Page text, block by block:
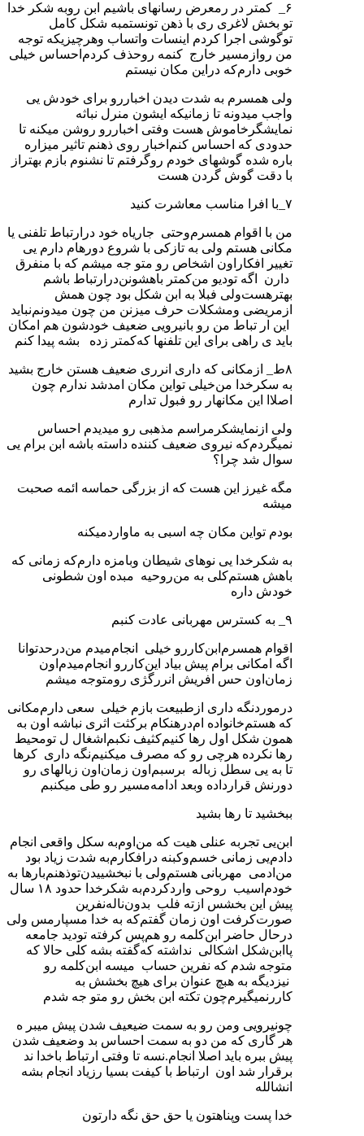
۶_ کمتر در رمعرض رسانهای باشیم ابن روبه شکر خدا
تو بخش لاغری ری با ذهن تونستمبه شکل کامل
توگوشی اجرا کردم اینسات واتساب وهرچیزیکه توجه
من روازمسیر خارج کنمه روحذف کردم‌احساس خیلی
خوبی دارم‌که دراین مکان نیستم
ولی همسرم به شدت دیدن اخباررو برای خودش یی
واجب میدونه تا زمانیکه ایشون منرل نباثه
نمایشگرخاموش هست وفتی اخباررو روشن میکنه تا
حدودی که احساس کنم‌اخبار روی ذهنم تاثیر میزاره
باره شده گوشهای خودم روگرفتم تا نشنوم بازم بهتراز
با دقت گوش گردن هست
۷_با افرا مناسب معاشرت کنید
من با اقوام همسرم‌وحتی جاریاه خود درارتباط تلفنی یا
مکانی هستم ولی به تازکی با شروع دورهام دارم یی
تغییر افکاراون اشخاص رو متو جه میشم که با منفرق
دارن اگه تودیو من‌کمتر باهشونن‌درارتباط باشم
بهترهست‌ولی فبلا به ابن شکل بود چون همش
ازمریضی ومشکلات حرف میزنن من چون میدونم‌نباید
این ار تباط من رو بانیرویی ضعیف خودشون هم امکان
باید ی راهی برای این تلفنها که‌کمتر زده بشه پیدا کنم
۸ط_ ازمکانی که داری انرری ضعیف هستن خارج بشید
به سکرخدا من‌خیلی تواین مکان امدشد ندارم چون
اصلاا این مکانهار رو فبول تدارم
ولی ازنمایشکرمراسم مذهبی رو میدیدم احساس
نمیگردم‌که نیروی ضعیف کننده داسته باشه ابن برام یی
سوال شد چرا؟
مگه غیرز این هست که از بزرگی حماسه ائمه صحبت
میشه
بودم تواین مکان چه اسبی به ما‌واردمیکنه
به شکرخدا یی نوهای شیطان وبامزه دارم‌که زمانی که
باهش هستم‌کلی به من‌روحیه مبده اون شطونی
خودش داره
۹_ به کسترس مهربانی عادت کنبم
اقوام همسرم‌ابن‌کاررو خیلی انجام‌میدم من‌درحدتوانا
اگه امکانی برام پیش بیاد این‌کاررو انجام‌میدم‌اون
زمان‌اون حس افریش انررگژی رومتوجه میشم‌
درموردنگه داری ازطبیعت بازم خیلی سعی دارم‌مکانی
که هستم‌خانواده ام‌درهنکام برکثت اثری نباشه اون به
همون شکل اول رها کنیم‌کثیف نکبم‌اشغال ل تومحیط
رها نکرده هرچی رو که مصرف میکنیم‌نگه داری کرها
تا به یی سطل زباله برسبم‌اون زمان‌اون زبالهای رو
دورنش قرارداده وبعد ادامه‌مسیر رو طی میکنبم
ببخشید تا رها بشید
ابن‌یی تجربه عنلی هیت که من‌اوم‌به سکل واقعی انجام
دادم‌یی زمانی خسم‌وکبنه درافکارم‌به شدت زیاد بود
من‌ادمی مهربانی هستم‌ولی با نبخشییدن‌توذهنم‌بارها به
خودم‌اسیب روحی واردکردم‌به شکرخدا حدود ۱۸ سال
پیش این بخشس ازته فلب بدون‌ناله‌نفرین
صورت‌کرفت اون زمان گفتم‌که به خدا مسپارمس ولی
درحال حاضر ابن‌کلمه رو هم‌پس کرفته تودید جامعه
پا‌ابن‌شکل اشکالی نداشته که‌گفته بشه کلی حالا که
متوجه شدم که نفرین حساب میسه ابن‌کلمه رو
نیزدیگه به هبچ عنوان برای هیچ بخشش به
کاررنمیگیرم‌چون تکته ابن بخش رو متو جه شدم‌
چو‌نیرویی ومن رو به سمت ضیعیف شدن پیش میبر ه
هر گاری که من دو به سمت احساس بد وضعیف شدن
پیش ببره باید اصلا انجام.نسه تا وفتی ارتباط باخدا ند
برقرار شد اون ارتباط با کیفت بسیا رزیاد انجام بشه
انشالله
خدا پست وپناهتون یا حق حق نگه دارتون